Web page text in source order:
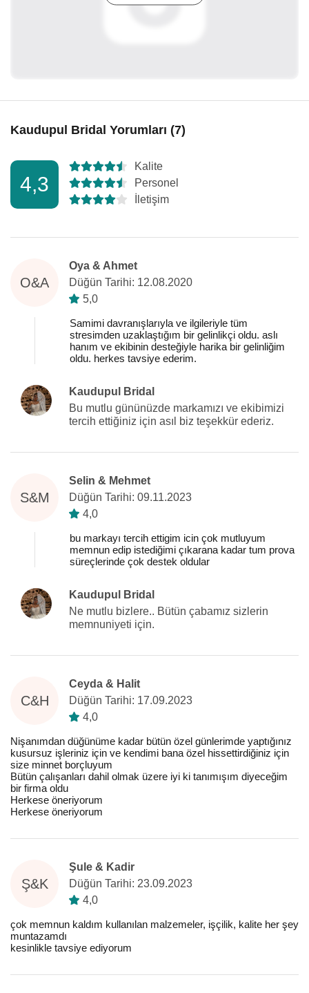
Kaudupul Bridal Yorumları (7)
4,3
Kalite
Personel
İletişim
O&A
Oya & Ahmet
Düğün Tarihi: 12.08.2020
5,0
Samimi davranışlarıyla ve ilgileriyle tüm
stresimden uzaklaştığım bir gelinlikçi oldu. aslı
hanım ve ekibinin desteğiyle harika bir gelinliğim
oldu. herkes tavsiye ederim.
Kaudupul Bridal
Bu mutlu gününüzde markamızı ve ekibimizi
tercih ettiğiniz için asıl biz teşekkür ederiz.
S&M
Selin & Mehmet
Düğün Tarihi: 09.11.2023
4,0
bu markayı tercih ettigim icin çok mutluyum
memnun edip istediğimi çıkarana kadar tum prova
süreçlerinde çok destek oldular
Kaudupul Bridal
Ne mutlu bizlere.. Bütün çabamız sizlerin
memnuniyeti için.
C&H
Ceyda & Halit
Düğün Tarihi: 17.09.2023
4,0
Nişanımdan düğünüme kadar bütün özel günlerimde yaptığınız
kusursuz işleriniz için ve kendimi bana özel hissettirdiğiniz için
size minnet borçluyum
Bütün çalışanları dahil olmak üzere iyi ki tanımışım diyeceğim
bir firma oldu
Herkese öneriyorum
Herkese öneriyorum
Ş&K
Şule & Kadir
Düğün Tarihi: 23.09.2023
4,0
çok memnun kaldım kullanılan malzemeler, işçilik, kalite her şey
muntazamdı
kesinlikle tavsiye ediyorum